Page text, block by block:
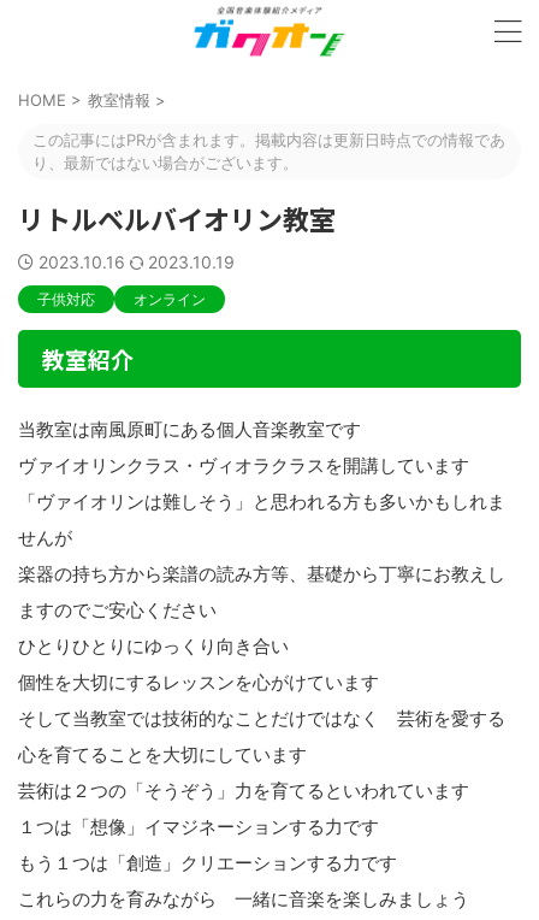
HOME > 教室情報 >
この記事にはPRが含まれます。掲載内容は更新日時点での情報であ
り、最新ではない場合がございます。
リトルベルバイオリン教室
2023.10.16 2023.10.19
子供対応 オンライン
教室紹介
当教室は南風原町にある個人音楽教室です
ヴァイオリンクラス・ヴィオラクラスを開講しています
「ヴァイオリンは難しそう」と思われる方も多いかもしれま
せんが
楽器の持ち方から楽譜の読み方等、基礎から丁寧にお教えし
ますのでご安心ください
ひとりひとりにゆっくり向き合い
個性を大切にするレッスンを心がけています
そして当教室では技術的なことだけではなく 芸術を愛する
心を育てることを大切にしています​
芸術は２つの「そうぞう」力を育てるといわれています
１つは「想像」イマジネーションする力です
もう１つは「創造」クリエーションする力です
これらの力を育みながら 一緒に音楽を楽しみましょう